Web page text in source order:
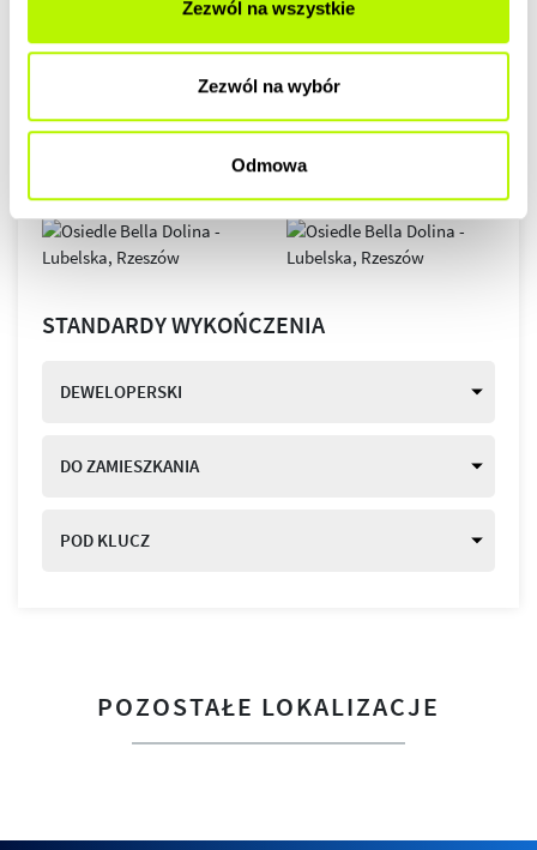
Zezwól na wszystkie
Zezwól na wybór
Odmowa
STANDARDY WYKOŃCZENIA
DEWELOPERSKI
DO ZAMIESZKANIA
POD KLUCZ
POZOSTAŁE LOKALIZACJE